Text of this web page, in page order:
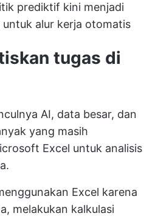
prediktif kini menjadi
alur kerja otomatis
tugas di
AI, data besar, dan
yang masih
Excel untuk analisis
Excel karena
melakukan kalkulasi